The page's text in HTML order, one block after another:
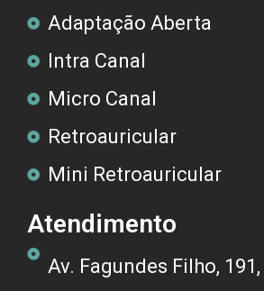
Adaptação Aberta
Intra Canal
Micro Canal
Retroauricular
Mini Retroauricular
Atendimento
Av. Fagundes Filho, 191,